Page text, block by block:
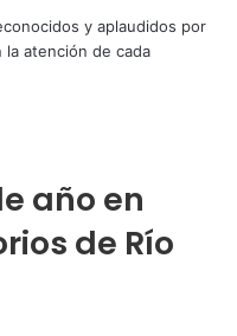
y aplaudidos por
atención de cada
año en
de Río